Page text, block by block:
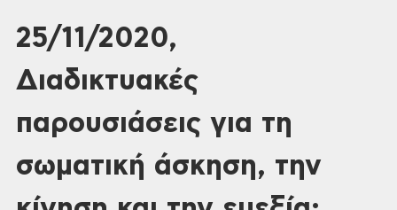
25/11/2020,
Διαδικτυακές
παρουσιάσεις για τη
σωματική άσκηση, την